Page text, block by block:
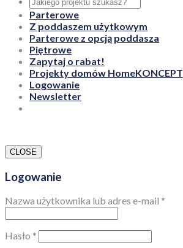
Parterowe
Z poddaszem użytkowym
Parterowe z opcją poddasza
Piętrowe
Zapytaj o rabat!
Projekty domów HomeKONCEPT
Logowanie
Newsletter
CLOSE
Logowanie
Nazwa użytkownika lub adres e-mail *
Hasło *